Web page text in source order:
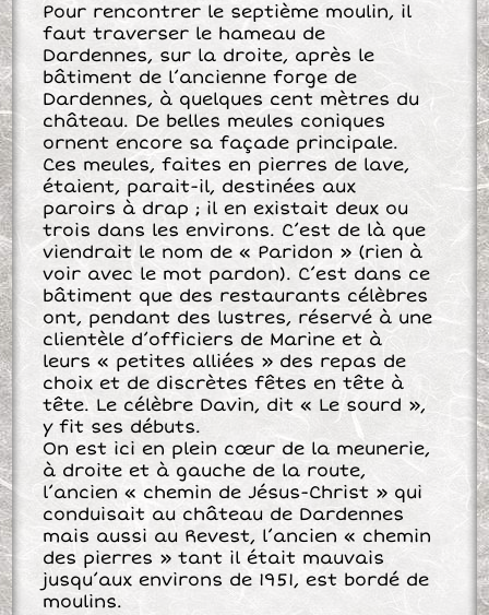
Pour rencontrer le septième moulin, il
faut traverser le hameau de
Dardennes, sur la droite, après le
bâtiment de l’ancienne forge de
Dardennes, à quelques cent mètres du
château. De belles meules coniques
ornent encore sa façade principale.
Ces meules, faites en pierres de lave,
étaient, parait-il, destinées aux
paroirs à drap ; il en existait deux ou
trois dans les environs. C’est de là que
viendrait le nom de « Paridon » (rien à
voir avec le mot pardon). C’est dans ce
bâtiment que des restaurants célèbres
ont, pendant des lustres, réservé à une
clientèle d’officiers de Marine et à
leurs « petites alliées » des repas de
choix et de discrètes fêtes en tête à
tête. Le célèbre Davin, dit « Le sourd »,
y fit ses débuts.
On est ici en plein cœur de la meunerie,
à droite et à gauche de la route,
l’ancien « chemin de Jésus-Christ » qui
conduisait au château de Dardennes
mais aussi au Revest, l’ancien « chemin
des pierres » tant il était mauvais
jusqu’aux environs de 1951, est bordé de
moulins.